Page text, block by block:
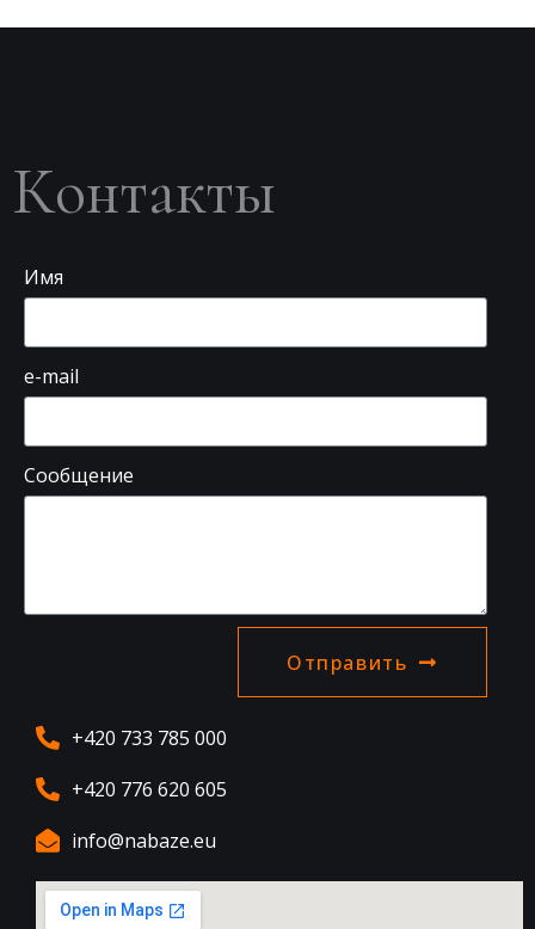
Контакты
Имя
e-mail
Сообщение
Отправить
+420 733 785 000
+420 776 620 605
info@nabaze.eu